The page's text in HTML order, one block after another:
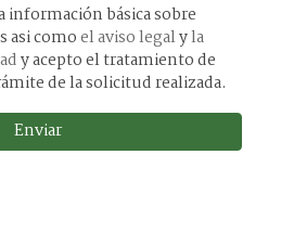
protección de datos asi comoel aviso legalyla
y acepto el tratamiento de
de la solicitud realizada.
Enviar